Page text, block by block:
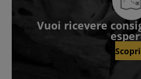
Vuoi ricevere